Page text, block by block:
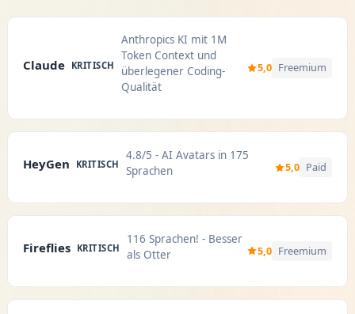
Claude KRITISCH
Anthropics KI mit 1M
Token Context und
überlegener Coding-
Qualität
5,0 Freemium
HeyGen KRITISCH
4.8/5 - AI Avatars in 175
Sprachen
5,0 Paid
Fireflies KRITISCH
116 Sprachen! - Besser
als Otter
5,0 Freemium